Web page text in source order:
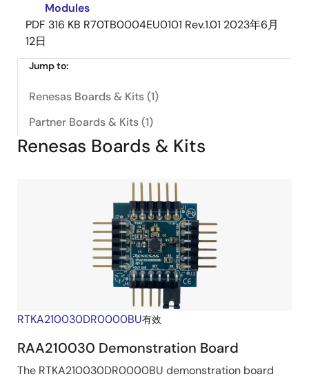
Modules
PDF 316 KB R70TB0004EU0101 Rev.1.01 2023年6月
12日
Jump to:
Renesas Boards & Kits (1)
Partner Boards & Kits (1)
Renesas Boards & Kits
RTKA210030DR0000BU有效
RAA210030 Demonstration Board
The RTKA210030DR0000BU demonstration board